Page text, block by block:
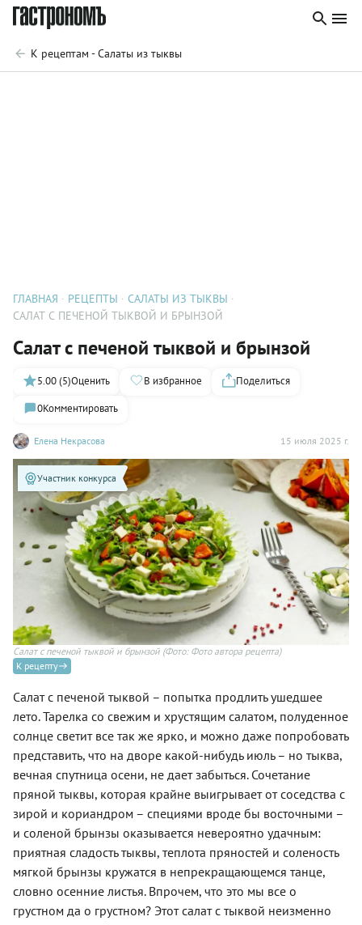
К рецептам - Салаты из тыквы
ГЛАВНАЯ РЕЦЕПТЫ
САЛАТЫ ИЗ ТЫКВЫ
САЛАТ С ПЕЧЕНОЙ ТЫКВОЙ И БРЫНЗОЙ
Салат с печеной тыквой и брынзой
Елена Некрасова 15 июля 2025 г.
5.00 (5)Оценить В избранное
Поделиться
0Комментировать
Участник конкурса
Салат с печеной тыквой и брынзой (Фото: Фото автора рецепта)
К рецепту
Салат с печеной тыквой – попытка продлить ушедшее
лето. Тарелка со свежим и хрустящим салатом, полуденное
солнце светит все так же ярко, и можно даже попробовать
представить, что на дворе какой-нибудь июль – но тыква,
вечная спутница осени, не дает забыться. Сочетание
пряной тыквы, которая крайне выигрывает от соседства с
зирой и кориандром – специями вроде бы восточными –
и соленой брынзы оказывается невероятно удачным:
приятная сладость тыквы, теплота пряностей и соленость
мягкой брынзы кружатся в непрекращающемся танце,
словно осенние листья. Впрочем, что это мы все о
грустном да о грустном? Этот салат с тыквой неизменно